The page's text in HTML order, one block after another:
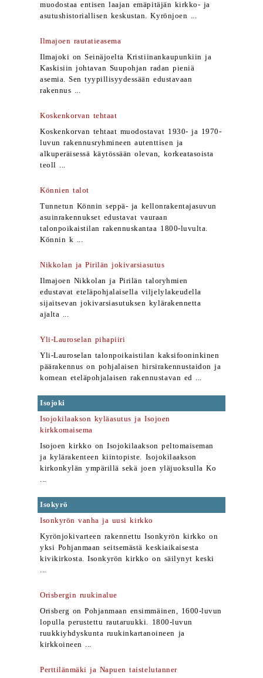
muodostaa entisen laajan emäpitäjän kirkko- ja
asutushistoriallisen keskustan. Kyrönjoen ...
Ilmajoen rautatieasema
Ilmajoki on Seinäjoelta Kristiinankaupunkiin ja
Kaskisiin johtavan Suupohjan radan pieniä
asemia. Sen tyypillisyydessään edustavaan
rakennus ...
Koskenkorvan tehtaat
Koskenkorvan tehtaat muodostavat 1930- ja 1970-
luvun rakennusryhmineen autenttisen ja
alkuperäisessä käytössään olevan, korkeatasoista
teoll ...
Könnien talot
Tunnetun Könnin seppä- ja kellonrakentajasuvun
asuinrakennukset edustavat vauraan
talonpoikaistilan rakennuskantaa 1800-luvulta.
Könnin k ...
Nikkolan ja Pirilän jokivarsiasutus
Ilmajoen Nikkolan ja Pirilän taloryhmien
edustavat eteläpohjalaisella viljelylakeudella
sijaitsevan jokivarsiasutuksen kylärakennetta
ajalta ...
Yli-Lauroselan pihapiiri
Yli-Lauroselan talonpoikaistilan kaksifooninkinen
päärakennus on pohjalaisen hirsirakennustaidon ja
komean eteläpohjalaisen rakennustavan ed ...
Isojoki
Isojokilaakson kyläasutus ja Isojoen
kirkkomaisema
Isojoen kirkko on Isojokilaakson peltomaiseman
ja kylärakenteen kiintopiste. Isojokilaakson
kirkonkylän ympärillä sekä joen yläjuoksulla Ko
...
Isokyrö
Isonkyrön vanha ja uusi kirkko
Kyrönjokivarteen rakennettu Isonkyrön kirkko on
yksi Pohjanmaan seitsemästä keskiaikaisesta
kivikirkosta. Isonkyrön kirkko on säilynyt keski
...
Orisbergin ruukinalue
Orisberg on Pohjanmaan ensimmäinen, 1600-luvun
lopulla perustettu rautaruukki. 1800-luvun
ruukkiyhdyskunta ruukinkartanoineen ja
kirkkoineen ...
Perttilänmäki ja Napuen taistelutanner